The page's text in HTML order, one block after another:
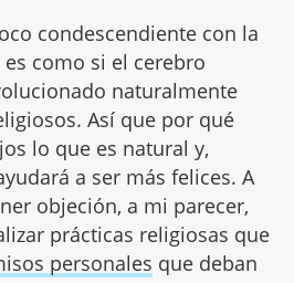
condescendiente con la
como si el cerebro
naturalmente
Así que por qué
lo que es natural y,
a ser más felices. A
objeción, a mi parecer,
prácticas religiosas que
personales que deban